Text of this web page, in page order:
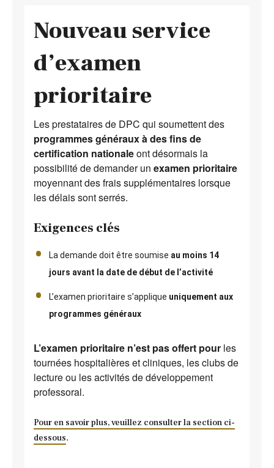
Nouveau service
d’examen
prioritaire
Les prestataires de DPC qui soumettent des
programmes généraux à des fins de
certification nationaleont désormais la
possibilité de demander un examen prioritaire
moyennant des frais supplémentaires lorsque
les délais sont serrés.
Exigences clés
La demande doit être soumise au moins 14
jours avant la date de début de l’activité
L’examen prioritaire s’applique uniquement aux
programmes généraux
L’examen prioritaire n’est pas offert pour les
tournées hospitalières et cliniques, les clubs de
lecture ou les activités de développement
professoral.
Pour en savoir plus, veuillez consulter la section ci-
dessous.